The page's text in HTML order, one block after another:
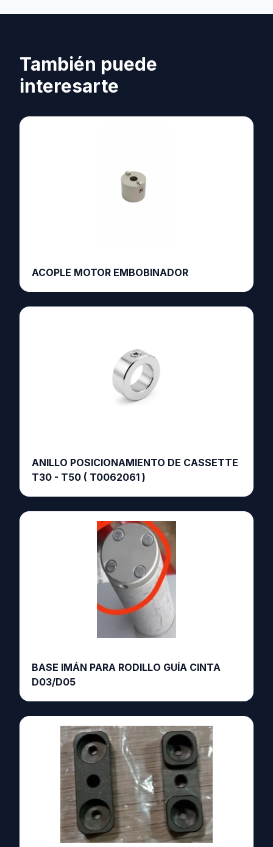
También puede
interesarte
ACOPLE MOTOR EMBOBINADOR
ANILLO POSICIONAMIENTO DE CASSETTE
T30 - T50 ( T0062061 )
BASE IMÁN PARA RODILLO GUÍA CINTA
D03/D05